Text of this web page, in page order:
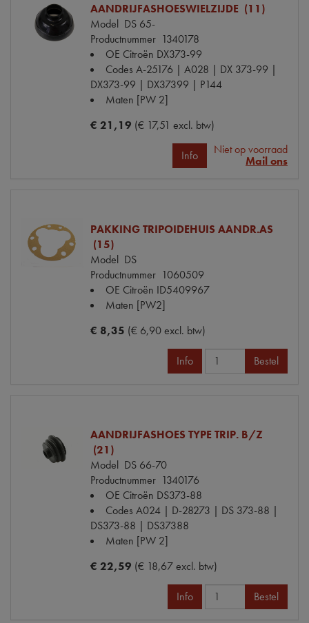
AANDRIJFASHOESWIELZIJDE (11)
Model DS 65-
Productnummer 1340178
OE Citroën DX373-99
Codes A-25176 | A028 | DX 373-99 |
DX373-99 | DX37399 | P144
Maten [PW 2]
€ 21,19 (€ 17,51 excl. btw)
Info
Niet op voorraad
Mail ons
PAKKING TRIPOIDEHUIS AANDR.AS
(15)
Model DS
Productnummer 1060509
OE Citroën ID5409967
Maten [PW2]
€ 8,35 (€ 6,90 excl. btw)
Info Bestel
AANDRIJFASHOES TYPE TRIP. B/Z
(21)
Model DS 66-70
Productnummer 1340176
OE Citroën DS373-88
Codes A024 | D-28273 | DS 373-88 |
DS373-88 | DS37388
Maten [PW 2]
€ 22,59 (€ 18,67 excl. btw)
Info Bestel